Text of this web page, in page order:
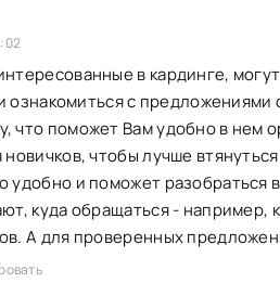
в кардинге,
ознакомиться с
что поможет Вам удобно в нем
чтобы лучше
удобно и поможет разобраться
куда обращаться - например,
А для проверенных